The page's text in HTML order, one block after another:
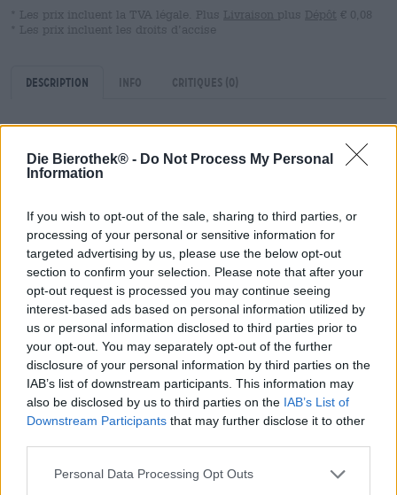
Die Bierothek® - Do Not Process My Personal
Information
If you wish to opt-out of the sale, sharing to third parties, or
processing of your personal or sensitive information for
targeted advertising by us, please use the below opt-out
section to confirm your selection. Please note that after your
opt-out request is processed you may continue seeing
interest-based ads based on personal information utilized by
us or personal information disclosed to third parties prior to
your opt-out. You may separately opt-out of the further
disclosure of your personal information by third parties on the
IAB’s list of downstream participants. This information may
also be disclosed by us to third parties on the IAB’s List of
Downstream Participants that may further disclose it to other
Personal Data Processing Opt Outs
* Les prix incluent la TVA légale. Plus Livraison plus Dépôt € 0,08
* Les prix incluent les droits d’accise
Description Info Critiques (0)
À la mi-octobre 2024, un événement très particulier a eu
lieu à la brasserie Maisel & Friends à Bayreuth : environ
200 sommeliers de bière et sommeliers du monde entier se
l’Association des sommeliers de bière. Dans le cadre d’un
programme varié, les participants ont pris part à des
conférences, des visites, des dégustations et toutes sortes
d’autres activités. Cet ensemble incomparable de
professionnels rassemble un concentré d’expertise dont la
brasserie Maisel & Friends a su tirer parti. Comme chaque
année, cette année, un fantastique brassage de
collaboration a été brassé avec des représentants
sélectionnés de l’association.
Les experts ont opté pour un Weizenbock houblonné à
froid. Mariana White apporte au verre une teneur en
alcool volumineuse de 7,5 % et est fermentée avec la
levure de bière de blé propre à la brasserie. La brasserie
est composée de Mandarina Bavaria et d’Ariana. Mais l’or